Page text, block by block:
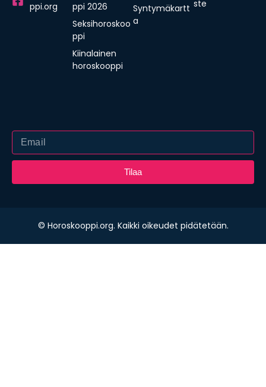
ppi 2026
Seksihoroskoo
ppi
Kiinalainen
horoskooppi
Syntymäkartt
a
ste
ppi.org
Tilaa
© Horoskooppi.org. Kaikki oikeudet pidätetään.